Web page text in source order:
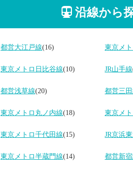
沿線から
都営大江戸線(16) 東京メ
東京メトロ日比谷線(10) JR山手線
都営浅草線(20) 都営三
東京メトロ丸ノ内線(18) 東京メ
東京メトロ千代田線(15) JR京浜
東京メトロ半蔵門線(14) 都営新